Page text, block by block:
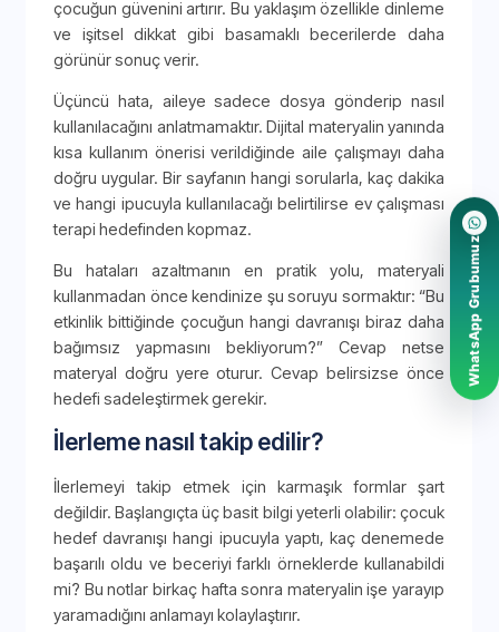
çocuğun güvenini artırır. Bu yaklaşım özellikle dinleme
ve işitsel dikkat gibi basamaklı becerilerde daha
görünür sonuç verir.
Üçüncü hata, aileye sadece dosya gönderip nasıl
kullanılacağını anlatmamaktır. Dijital materyalin yanında
kısa kullanım önerisi verildiğinde aile çalışmayı daha
doğru uygular. Bir sayfanın hangi sorularla, kaç dakika
ve hangi ipucuyla kullanılacağı belirtilirse ev çalışması
terapi hedefinden kopmaz.
Bu hataları azaltmanın en pratik yolu, materyali
kullanmadan önce kendinize şu soruyu sormaktır: “Bu
etkinlik bittiğinde çocuğun hangi davranışı biraz daha
bağımsız yapmasını bekliyorum?” Cevap netse
materyal doğru yere oturur. Cevap belirsizse önce
hedefi sadeleştirmek gerekir.
İlerleme nasıl takip edilir?
İlerlemeyi takip etmek için karmaşık formlar şart
değildir. Başlangıçta üç basit bilgi yeterli olabilir: çocuk
hedef davranışı hangi ipucuyla yaptı, kaç denemede
başarılı oldu ve beceriyi farklı örneklerde kullanabildi
mi? Bu notlar birkaç hafta sonra materyalin işe yarayıp
yaramadığını anlamayı kolaylaştırır.
WhatsApp Grubumuz